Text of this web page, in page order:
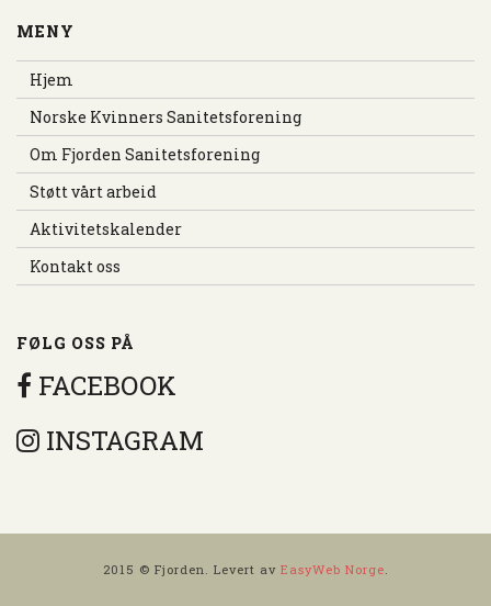
MENY
Hjem
Norske Kvinners Sanitetsforening
Om Fjorden Sanitetsforening
Støtt vårt arbeid
Aktivitetskalender
Kontakt oss
FØLG OSS PÅ
FACEBOOK
INSTAGRAM
2015 © Fjorden. Levert av EasyWeb Norge